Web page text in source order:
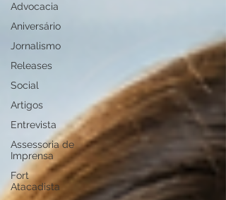
Advocacia
Aniversário
Jornalismo
Releases
Social
Artigos
Entrevista
Assessoria de
Imprensa
Fort
Atacadista